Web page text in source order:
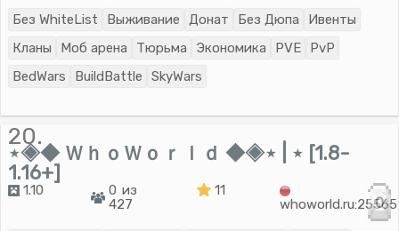
Без WhiteList Выживание Донат Без Дюпа
Ивенты
Кланы
Моб арена Тюрьма Экономика PVE
PvP
BedWars
BuildBattle SkyWars
20.
⋆◈◆ ＷｈｏＷｏｒｌｄ ◆◈⋆ | ⋆ [1.8-
1.16+]
1.10
0 из
427
11
whoworld.ru:25565
0